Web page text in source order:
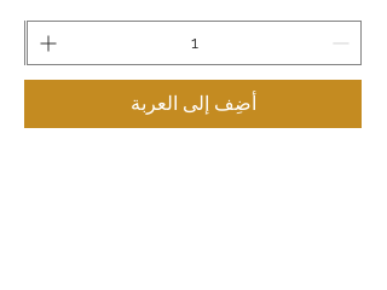
أضِف إلى العربة